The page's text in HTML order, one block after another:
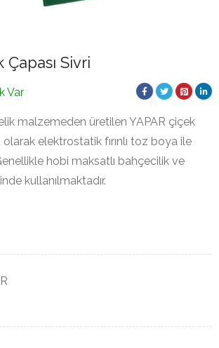
Çapası Sivri
Var
malzemeden üretilen YAPAR çiçek
elektrostatik fırınlı toz boya ile
hobi maksatlı bahçecilik ve
kullanılmaktadır.